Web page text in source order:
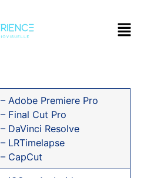
– Adobe Premiere Pro
– Final Cut Pro
– DaVinci Resolve
– LRTimelapse
– CapCut